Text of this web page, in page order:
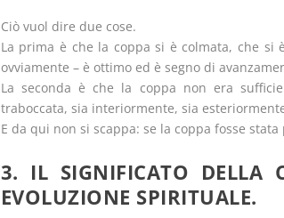
Ciò vuol dire due cose.
La prima è che la coppa si è colmata, che
ovviamente – è ottimo ed è segno di
La seconda è che la coppa non era
traboccata, sia interiormente, sia
E da qui non si scappa: se la coppa fosse
3. IL SIGNIFICATO DELLA
EVOLUZIONE SPIRITUALE.